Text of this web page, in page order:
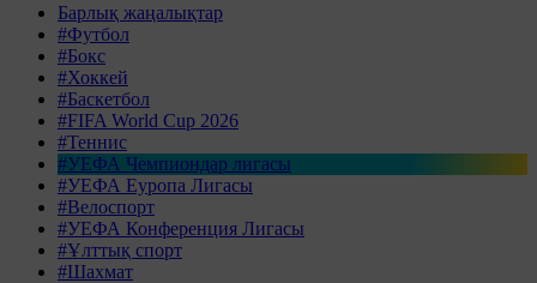
Барлық жаңалықтар
#Футбол
#Бокс
#Хоккей
#Баскетбол
#FIFA World Cup 2026
#Теннис
#УЕФА Чемпиондар лигасы
#УЕФА Еуропа Лигасы
#Велоспорт
#УЕФА Конференция Лигасы
#Ұлттық спорт
#Шахмат